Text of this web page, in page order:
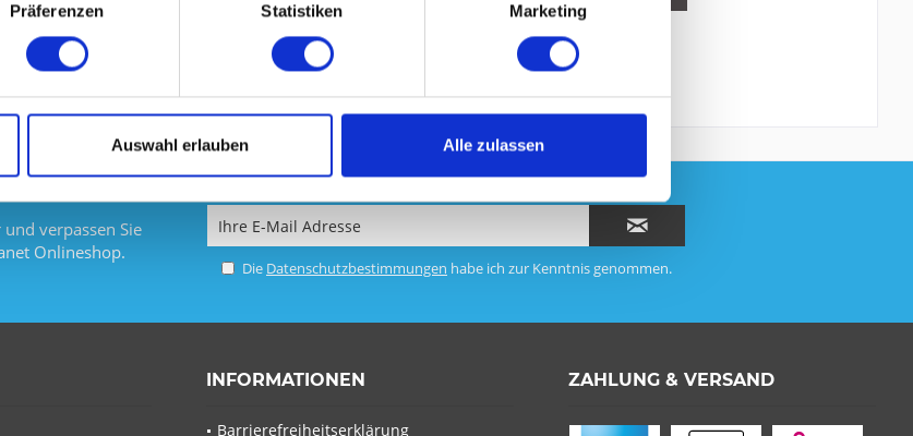
Präferenzen Statistiken Marketing
Auswahl erlauben Alle zulassen
verpassen Sie
Onlineshop.
Die Datenschutzbestimmungen habe ich zur Kenntnis genommen.
INFORMATIONEN
Barrierefreiheitserklärung
ZAHLUNG & VERSAND